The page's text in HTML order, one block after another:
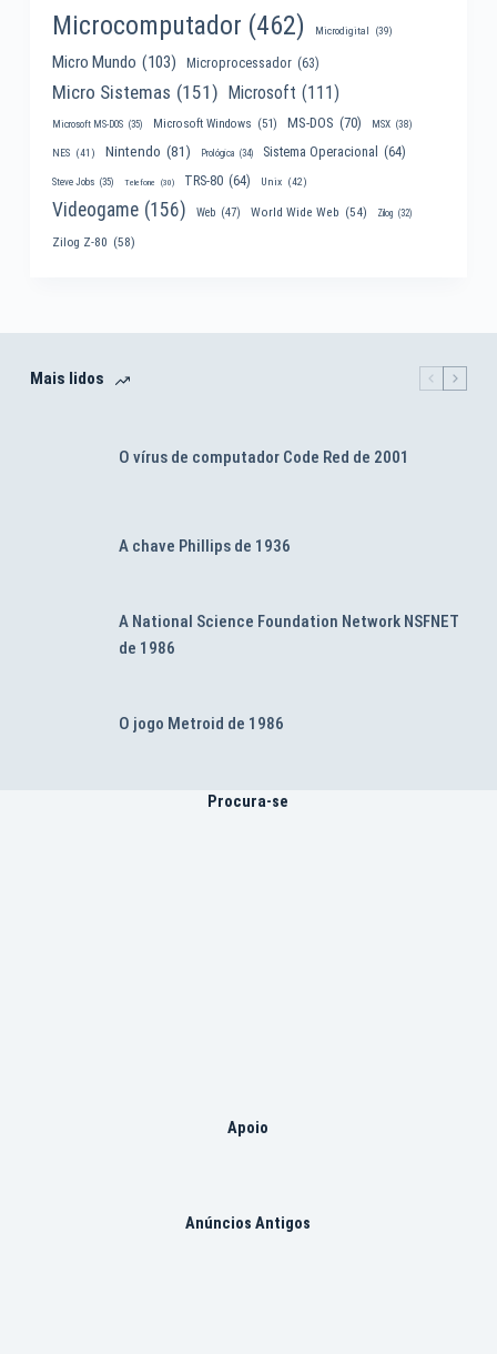
Microcomputador (462) Microdigital (39)
Micro Mundo (103) Microprocessador (63)
Micro Sistemas (151) Microsoft (111)
Microsoft MS-DOS (35) Microsoft Windows (51) MS-DOS (70) MSX (38)
NES (41) Nintendo (81) Prológica (34) Sistema Operacional (64)
Steve Jobs (35) Telefone (30) TRS-80 (64) Unix (42)
Videogame (156) Web (47) World Wide Web (54) Zilog (32)
Zilog Z-80 (58)
Mais lidos
O vírus de computador Code Red de 2001
A chave Phillips de 1936
A National Science Foundation Network NSFNET
de 1986
O jogo Metroid de 1986
Procura-se
Apoio
Anúncios Antigos